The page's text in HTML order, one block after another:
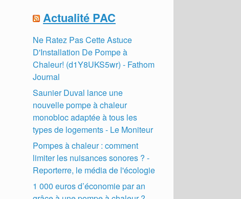
Actualité PAC
Ne Ratez Pas Cette Astuce
D'Installation De Pompe à
Chaleur! (d1Y8UKS5wr) - Fathom
Journal
Saunier Duval lance une
nouvelle pompe à chaleur
monobloc adaptée à tous les
types de logements - Le Moniteur
Pompes à chaleur : comment
limiter les nuisances sonores ? -
Reporterre, le média de l'écologie
1 000 euros d’économie par an